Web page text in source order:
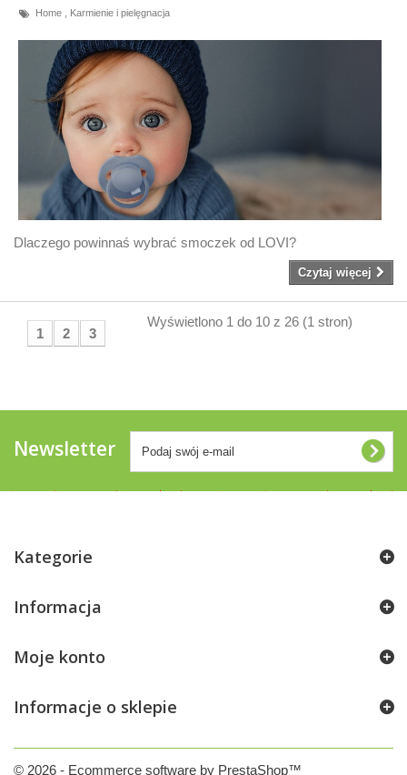
Home Karmienie i pielęgnacja
Dlaczego powinnaś wybrać smoczek od LOVI?
Czytaj więcej
1 2 3
Wyświetlono 1 do 10 z 26 (1 stron)
Newsletter
Kategorie
Informacja
© 2026 - Ecommerce software by PrestaShop™
Moje konto
Informacje o sklepie